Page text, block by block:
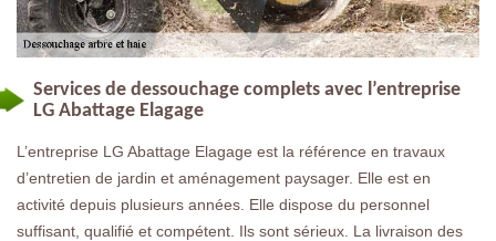
Services de dessouchage complets avec l’entreprise
LG Abattage Elagage
L’entreprise LG Abattage Elagage est la référence en travaux
d’entretien de jardin et aménagement paysager. Elle est en
activité depuis plusieurs années. Elle dispose du personnel
suffisant, qualifié et compétent. Ils sont sérieux. La livraison des